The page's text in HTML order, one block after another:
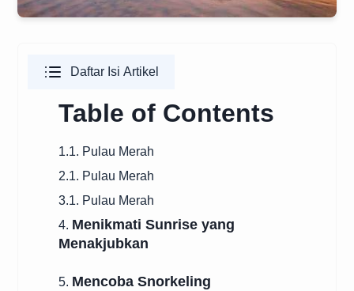
Daftar Isi Artikel
Table of Contents
1.1. Pulau Merah
2.1. Pulau Merah
3.1. Pulau Merah
4. Menikmati Sunrise yang
Menakjubkan
5. Mencoba Snorkeling